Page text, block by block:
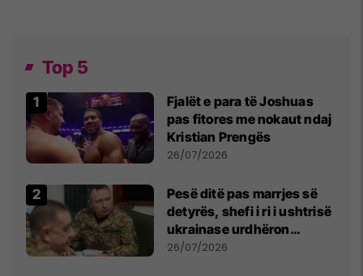
Top 5
Fjalët e para të Joshuas
pas fitores me nokaut ndaj
Kristian Prengës
26/07/2026
Pesë ditë pas marrjes së
detyrës, shefi i ri i ushtrisë
ukrainase urdhëron
kontroll të madh
26/07/2026